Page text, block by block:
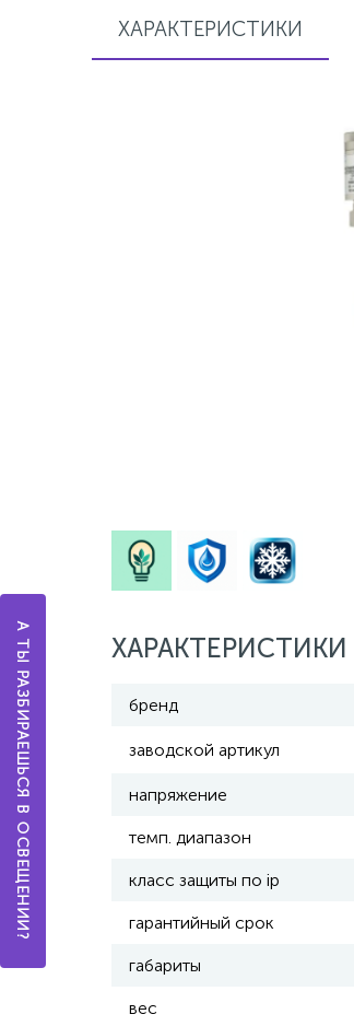
ХАРАКТЕРИСТИКИ
ХАРАКТЕРИСТИКИ
бренд
заводской артикул
напряжение
темп. диапазон
класс защиты по ip
гарантийный срок
габариты
вес
А ТЫ РАЗБИРАЕШЬСЯ В ОСВЕЩЕНИИ?